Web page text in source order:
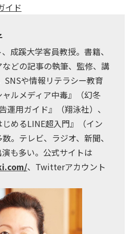
イド
成蹊大学客員教授。書籍、
どの記事の執筆、監修、講
SNSや情報リテラシー教育
ルメディア中毒』（幻冬
用ガイド』（翔泳社）、
じめるLINE超入門』（イン
。テレビ、ラジオ、新聞、
も多い。公式サイトは
、Twitterアカウント